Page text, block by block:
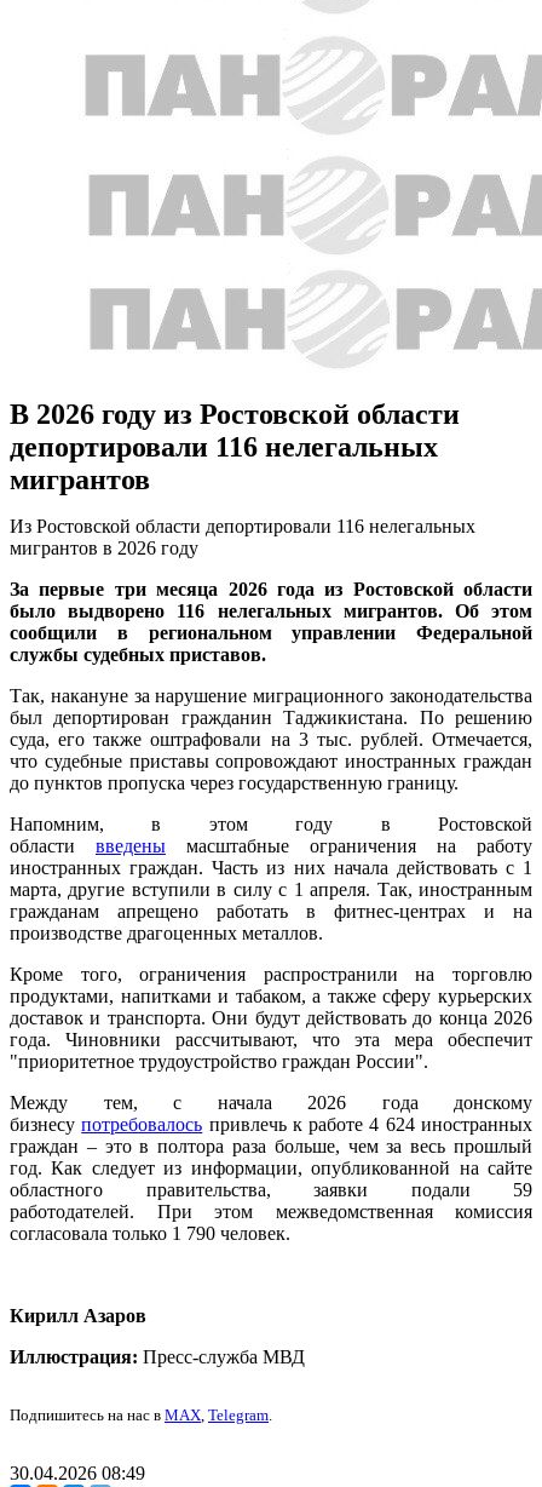
В 2026 году из Ростовской области
депортировали 116 нелегальных
мигрантов
Из Ростовской области депортировали 116 нелегальных
мигрантов в 2026 году
За первые три месяца 2026 года из Ростовской области
было выдворено 116 нелегальных мигрантов. Об этом
сообщили в региональном управлении Федеральной
службы судебных приставов.
Так, накануне за нарушение миграционного законодательства
был депортирован гражданин Таджикистана. По решению
суда, его также оштрафовали на 3 тыс. рублей. Отмечается,
что судебные приставы сопровождают иностранных граждан
до пунктов пропуска через государственную границу.
Напомним, в этом году в Ростовской
области введены масштабные ограничения на работу
иностранных граждан. Часть из них начала действовать с 1
марта, другие вступили в силу с 1 апреля. Так, иностранным
гражданам апрещено работать в фитнес-центрах и на
производстве драгоценных металлов.
Кроме того, ограничения распространили на торговлю
продуктами, напитками и табаком, а также сферу курьерских
доставок и транспорта. Они будут действовать до конца 2026
года. Чиновники рассчитывают, что эта мера обеспечит
"приоритетное трудоустройство граждан России".
Между тем, с начала 2026 года донскому
бизнесупотребовалось привлечь к работе 4 624 иностранных
граждан – это в полтора раза больше, чем за весь прошлый
год. Как следует из информации, опубликованной на сайте
областного правительства, заявки подали 59
работодателей. При этом межведомственная комиссия
согласовала только 1 790 человек.
Кирилл Азаров
Иллюстрация: Пресс-служба МВД
Подпишитесь на нас в MAX, Telegram.
30.04.2026 08:49